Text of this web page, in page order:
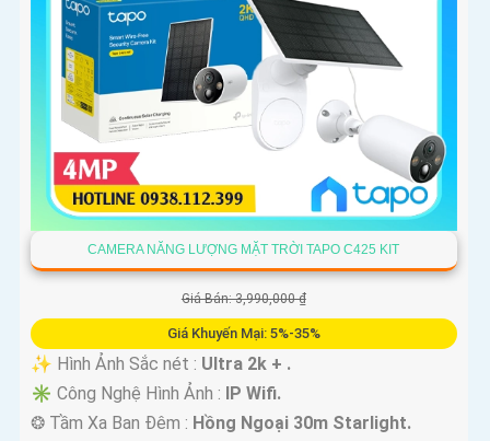
CAMERA NĂNG LƯỢNG MẶT TRỜI TAPO C425 KIT
Giá Bán: 3,990,000 ₫
Giá Khuyến Mại: 5%-35%
✨ Hình Ảnh Sắc nét : Ultra 2k + .
✳️ Công Nghệ Hình Ảnh : IP Wifi.
❂ Tầm Xa Ban Đêm : Hồng Ngoại 30m Starlight.